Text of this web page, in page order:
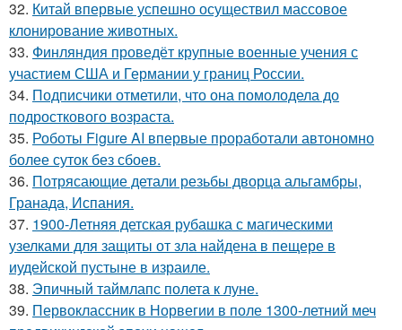
32. Китай впервые успешно осуществил массовое
клонирование животных.
33. Финляндия проведёт крупные военные учения с
участием США и Германии у границ России.
34. Подписчики отметили, что она помолодела до
подросткового возраста.
35. Роботы Figure AI впервые проработали автономно
более суток без сбоев.
36. Потрясающие детали резьбы дворца альгамбры,
Гранада, Испания.
37. 1900-Летняя детская рубашка с магическими
узелками для защиты от зла найдена в пещере в
иудейской пустыне в израиле.
38. Эпичный таймлапс полета к луне.
39. Первоклассник в Норвегии в поле 1300-летний меч